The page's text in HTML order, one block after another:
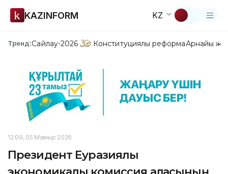
KAZINFORM KZ
Тренд:Сайлау-2026 Конституциялық реформаАрнайы
12:09, 05 Мамыр 2026
Президент Еуразиялық